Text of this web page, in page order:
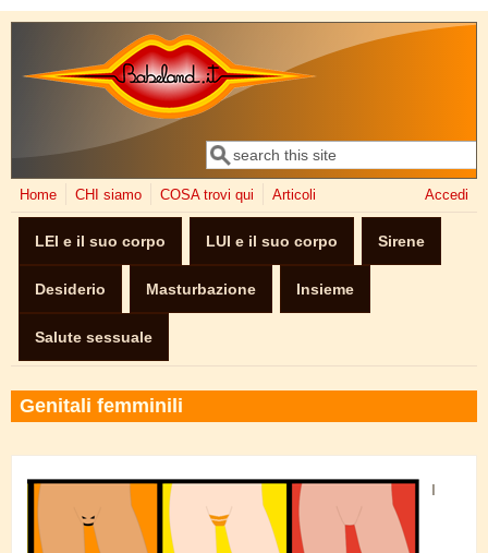
Salta al contenuto principale
Form di ricerca
Cerca
Home CHI siamo COSA trovi qui Articoli Accedi
LEI e il suo corpo LUI e il suo corpo Sirene
Desiderio Masturbazione Insieme
Salute sessuale
Genitali femminili
vulve colorate.png
I